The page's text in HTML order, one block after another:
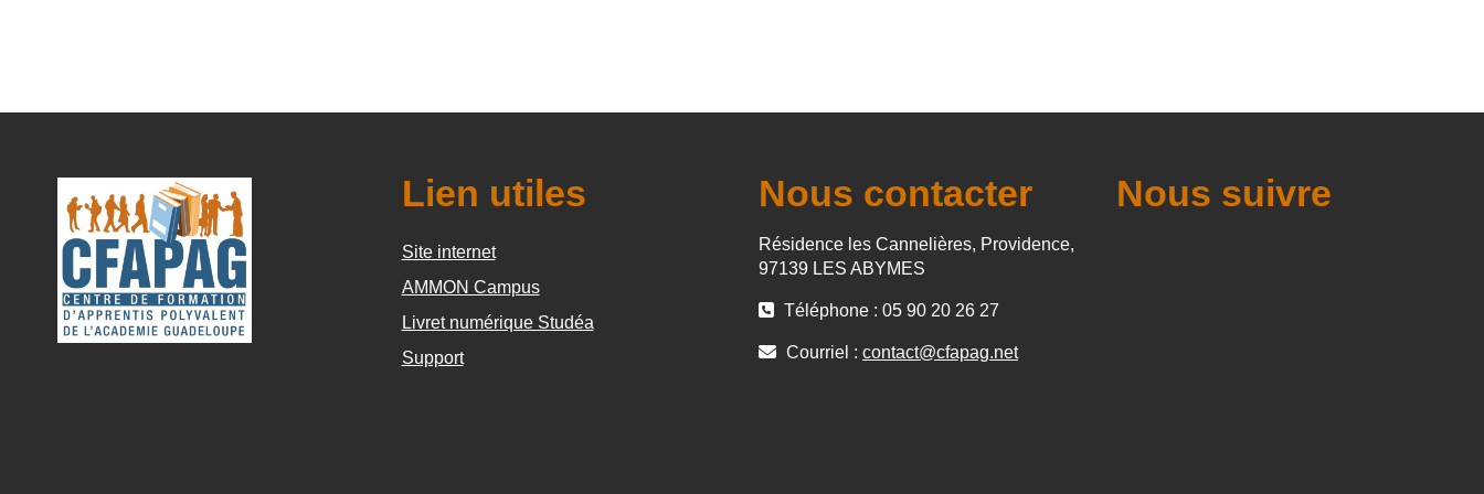
Lien utiles
Site internet
AMMON Campus
Livret numérique Studéa
Support
Nous contacter
Résidence les Cannelières, Providence,
97139 LES ABYMES
Téléphone : 05 90 20 26 27
Courriel : contact@cfapag.net
Nous suivre